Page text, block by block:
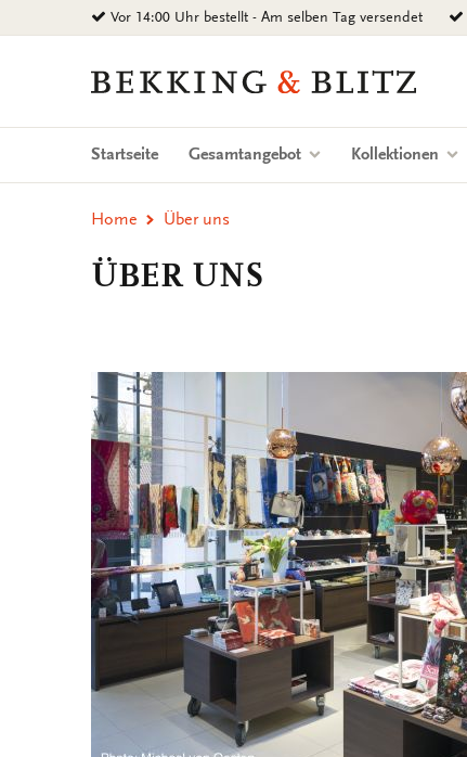
zum
Vor 14:00 Uhr bestellt - Am selben Tag versendet
Bekking
Blitz
Uitgevers
Startseite Gesamtangebot Kollektionen
Home Über uns
ÜBER UNS